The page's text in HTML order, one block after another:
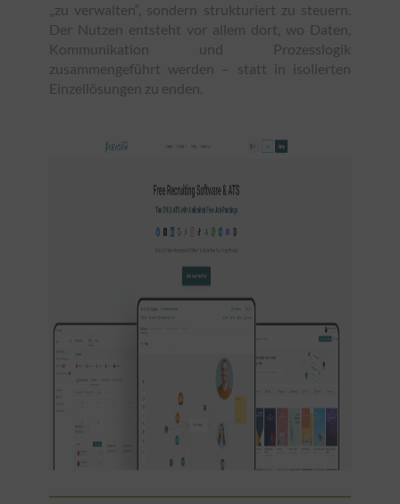
„zu verwalten“, sondern strukturiert zu steuern.
Der Nutzen entsteht vor allem dort, wo Daten,
Kommunikation und Prozesslogik
zusammengeführt werden – statt in isolierten
Einzellösungen zu enden.